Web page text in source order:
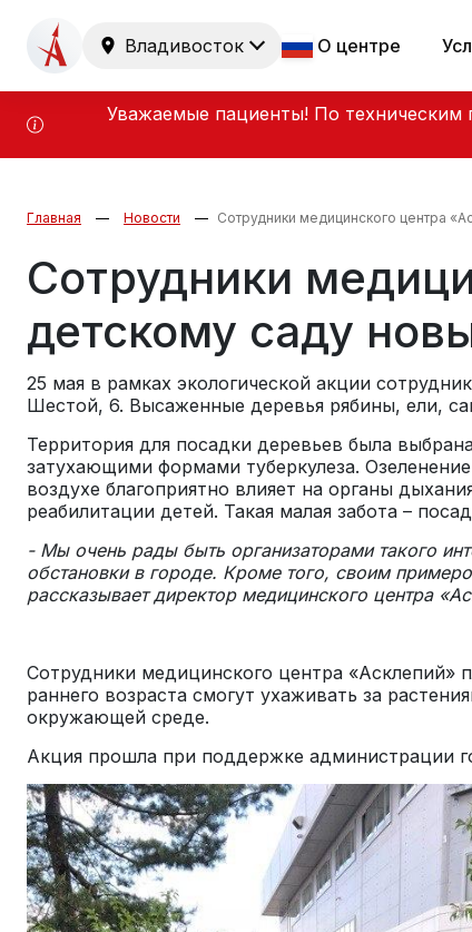
Уважаемые пациенты! По
Владивосток О центре
Главная Новости Сотрудники медицинского центра
Сотрудники
детскому саду
25 мая в рамках экологической акции
Шестой, 6. Высаженные деревья рябины, ели,
Территория для посадки деревьев была
затухающими формами туберкулеза.
воздухе благоприятно влияет на органы
реабилитации детей. Такая малая забота –
- Мы очень рады быть организаторами такого
обстановки в городе. Кроме того, своим
рассказывает директор медицинского центра
Сотрудники медицинского центра
раннего возраста смогут ухаживать за
окружающей среде.
Акция прошла при поддержке администрации